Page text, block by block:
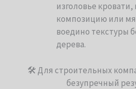
изголовье
композицию или
воедино текстуры
дерева.
🛠 Для строительных
безупречный